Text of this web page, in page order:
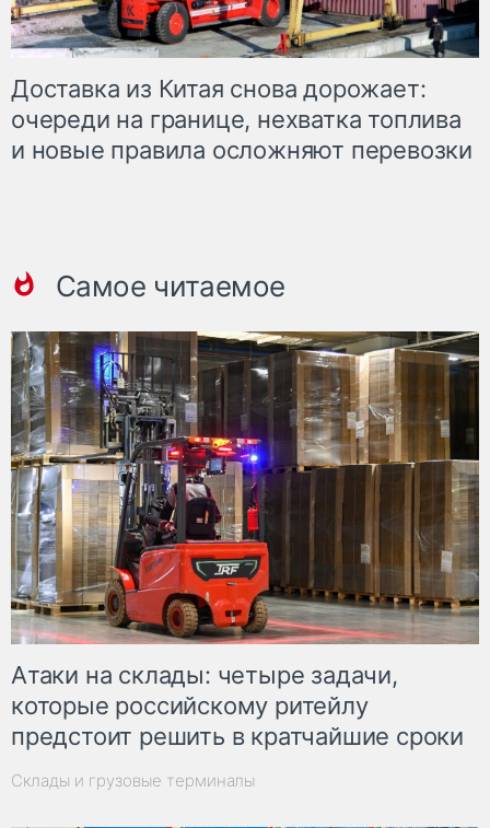
Доставка из Китая снова дорожает:
очереди на границе, нехватка топлива
и новые правила осложняют перевозки
Самое читаемое
Атаки на склады: четыре задачи,
которые российскому ритейлу
предстоит решить в кратчайшие сроки
Склады и грузовые терминалы